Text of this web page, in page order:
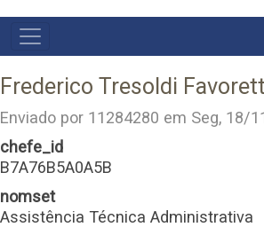
NAVEGADOR
PRINCIPAL
Frederico Tresoldi
Enviado por 11284280 em Seg, 18/
chefe_id
B7A76B5A0A5B
nomset
Assistência Técnica Administrativa